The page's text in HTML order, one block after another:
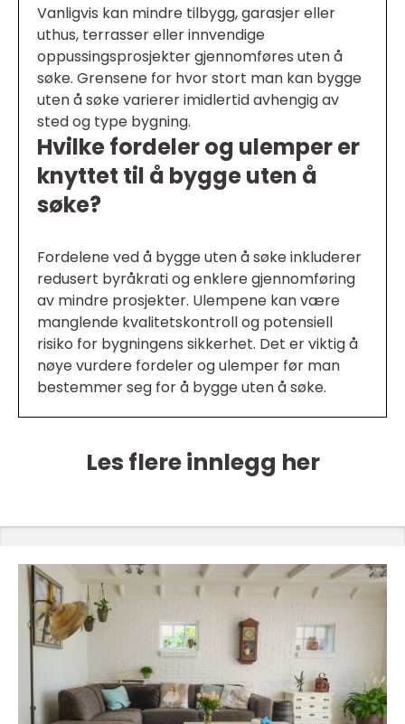
Vanligvis kan mindre tilbygg, garasjer eller
uthus, terrasser eller innvendige
oppussingsprosjekter gjennomføres uten å
søke. Grensene for hvor stort man kan bygge
uten å søke varierer imidlertid avhengig av
sted og type bygning.
Hvilke fordeler og ulemper er
knyttet til å bygge uten å
søke?
Fordelene ved å bygge uten å søke inkluderer
redusert byråkrati og enklere gjennomføring
av mindre prosjekter. Ulempene kan være
manglende kvalitetskontroll og potensiell
risiko for bygningens sikkerhet. Det er viktig å
nøye vurdere fordeler og ulemper før man
bestemmer seg for å bygge uten å søke.
Les flere innlegg her